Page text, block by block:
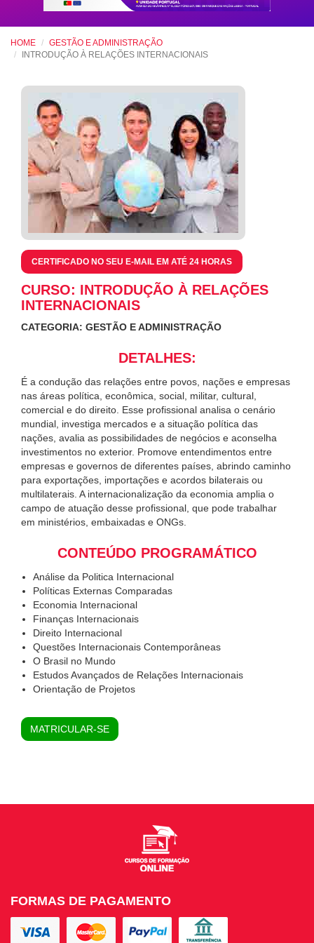
HOME
GESTÃO E ADMINISTRAÇÃO
INTRODUÇÃO À RELAÇÕES INTERNACIONAIS
CERTIFICADO NO SEU E-MAIL EM ATÉ 24 HORAS
CURSO: INTRODUÇÃO À RELAÇÕES
INTERNACIONAIS
CATEGORIA: GESTÃO E ADMINISTRAÇÃO
DETALHES:
É a condução das relações entre povos, nações e empresas
nas áreas política, econômica, social, militar, cultural,
comercial e do direito. Esse profissional analisa o cenário
mundial, investiga mercados e a situação política das
nações, avalia as possibilidades de negócios e aconselha
investimentos no exterior. Promove entendimentos entre
empresas e governos de diferentes países, abrindo caminho
para exportações, importações e acordos bilaterais ou
multilaterais. A internacionalização da economia amplia o
campo de atuação desse profissional, que pode trabalhar
em ministérios, embaixadas e ONGs.
CONTEÚDO PROGRAMÁTICO
Análise da Politica Internacional
Políticas Externas Comparadas
Economia Internacional
Finanças Internacionais
Direito Internacional
Questões Internacionais Contemporâneas
O Brasil no Mundo
Estudos Avançados de Relações Internacionais
Orientação de Projetos
MATRICULAR-SE
FORMAS DE PAGAMENTO